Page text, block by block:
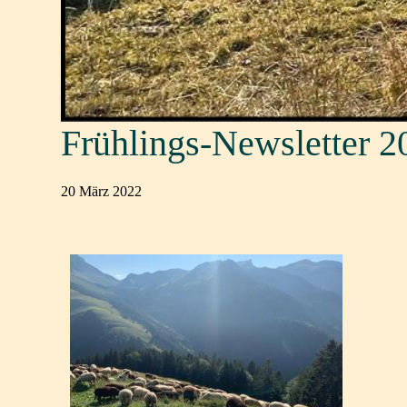
Frühlings-Newsletter
20 März 2022